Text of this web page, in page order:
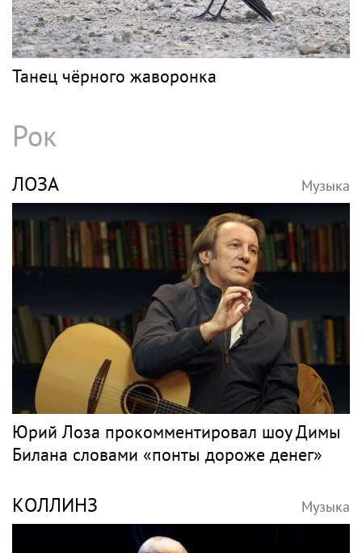
Танец чёрного жаворонка
Рок
ЛОЗА Музыка
Юрий Лоза прокомментировал шоу Димы
Билана словами «понты дороже денег»
КОЛЛИНЗ Музыка